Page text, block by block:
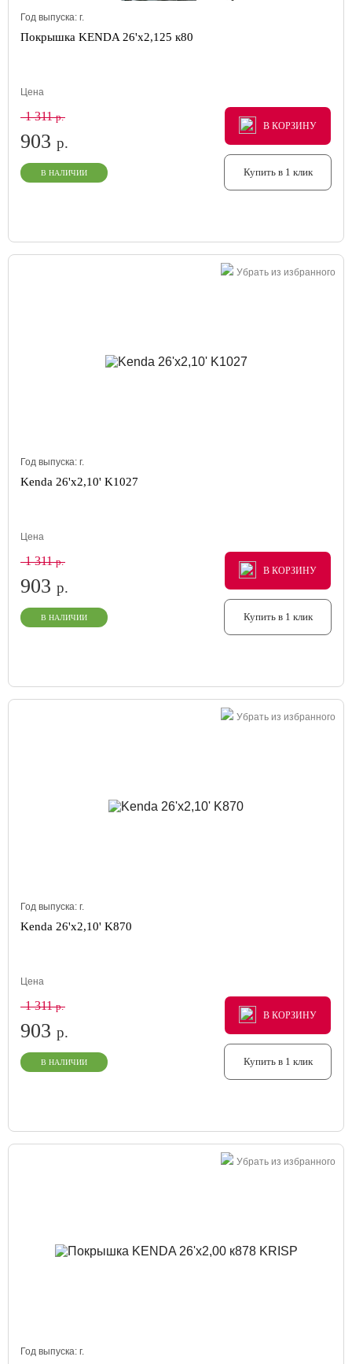
Год выпуска: г.
Покрышка KENDA 26'х2,125 к80
Цена
1 311р.
903 р.
В НАЛИЧИИ
В КОРЗИНУ
В КОРЗИНУ
В КОРЗИНУ
Купить в 1 клик
Убрать из избранного
Год выпуска: г.
Kenda 26'x2,10' K1027
Цена
1 311р.
903 р.
В НАЛИЧИИ
В КОРЗИНУ
В КОРЗИНУ
В КОРЗИНУ
Купить в 1 клик
Убрать из избранного
Год выпуска: г.
Kenda 26'x2,10' K870
Цена
1 311р.
903 р.
В НАЛИЧИИ
В КОРЗИНУ
В КОРЗИНУ
В КОРЗИНУ
Купить в 1 клик
Убрать из избранного
Год выпуска: г.